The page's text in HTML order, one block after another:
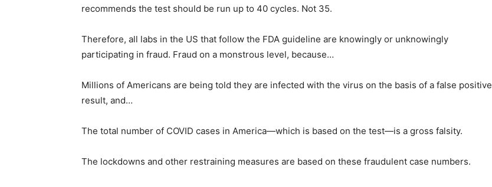
recommends the test should be run up to 40 cycles. Not 35.
Therefore, all labs in the US that follow the FDA guideline are knowingly or unknowingly
participating in fraud. Fraud on a monstrous level, because…
Millions of Americans are being told they are infected with the virus on the basis of a false positive
result, and…
The total number of COVID cases in America—which is based on the test—is a gross falsity.
The lockdowns and other restraining measures are based on these fraudulent case numbers.